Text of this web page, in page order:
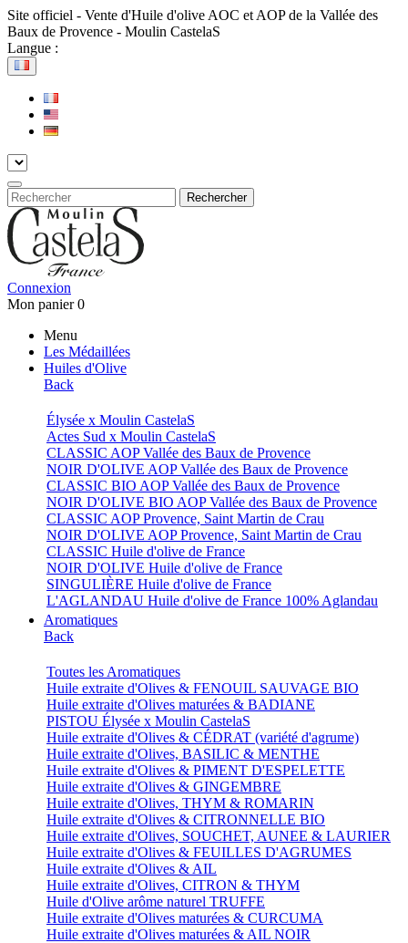
Site officiel - Vente d'Huile d'olive AOC et AOP de la Vallée des
Baux de Provence - Moulin CastelaS
Langue :
Rechercher
Connexion
Mon panier 0
Menu
Les Médaillées
Huiles d'Olive
Back
Élysée x Moulin CastelaS
Actes Sud x Moulin CastelaS
CLASSIC AOP Vallée des Baux de Provence
NOIR D'OLIVE AOP Vallée des Baux de Provence
CLASSIC BIO AOP Vallée des Baux de Provence
NOIR D'OLIVE BIO AOP Vallée des Baux de Provence
CLASSIC AOP Provence, Saint Martin de Crau
NOIR D'OLIVE AOP Provence, Saint Martin de Crau
CLASSIC Huile d'olive de France
NOIR D'OLIVE Huile d'olive de France
SINGULIÈRE Huile d'olive de France
L'AGLANDAU Huile d'olive de France 100% Aglandau
Aromatiques
Back
Toutes les Aromatiques
Huile extraite d'Olives & FENOUIL SAUVAGE BIO
Huile extraite d'Olives maturées & BADIANE
PISTOU Élysée x Moulin CastelaS
Huile extraite d'Olives & CÉDRAT (variété d'agrume)
Huile extraite d'Olives, BASILIC & MENTHE
Huile extraite d'Olives & PIMENT D'ESPELETTE
Huile extraite d'Olives & GINGEMBRE
Huile extraite d'Olives, THYM & ROMARIN
Huile extraite d'Olives & CITRONNELLE BIO
Huile extraite d'Olives, SOUCHET, AUNEE & LAURIER
Huile extraite d'Olives & FEUILLES D'AGRUMES
Huile extraite d'Olives & AIL
Huile extraite d'Olives, CITRON & THYM
Huile d'Olive arôme naturel TRUFFE
Huile extraite d'Olives maturées & CURCUMA
Huile extraite d'Olives maturées & AIL NOIR